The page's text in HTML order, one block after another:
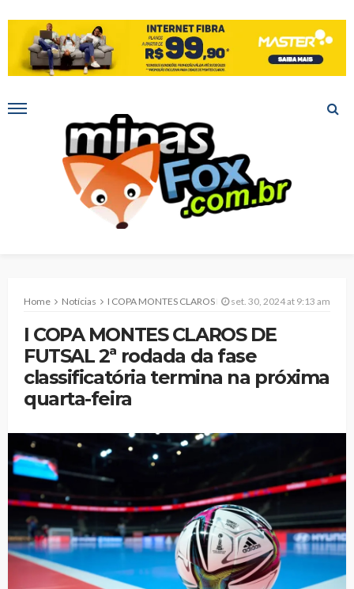
Home Notícias I COPA MONTES CLAROS DE FUTSAL 2ª rodada da fase classificatória termina na próxima quarta-feira
set. 30, 2024 at 9:13 am
I COPA MONTES CLAROS DE
FUTSAL 2ª rodada da fase
classificatória termina na próxima
quarta-feira